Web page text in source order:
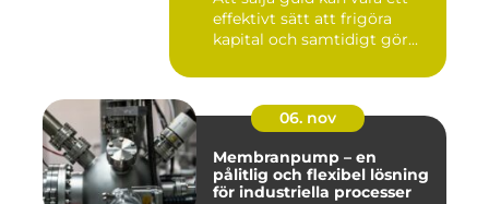
effektivt sätt att frigöra
kapital och samtidigt gör...
06. nov
Membranpump – en
pålitlig och flexibel lösning
för industriella processer